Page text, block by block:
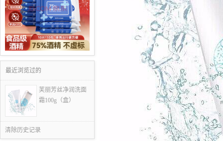
最近浏览过的
芙丽芳丝净润洗面
霜100g（盒）
清除历史记录